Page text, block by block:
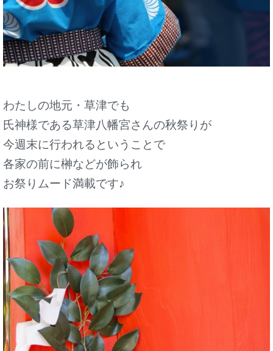
わたしの地元・草津でも
氏神様である草津八幡宮さんの秋祭りが
今週末に行われるということで
各家の前に榊などが飾られ
お祭りムード満載です♪